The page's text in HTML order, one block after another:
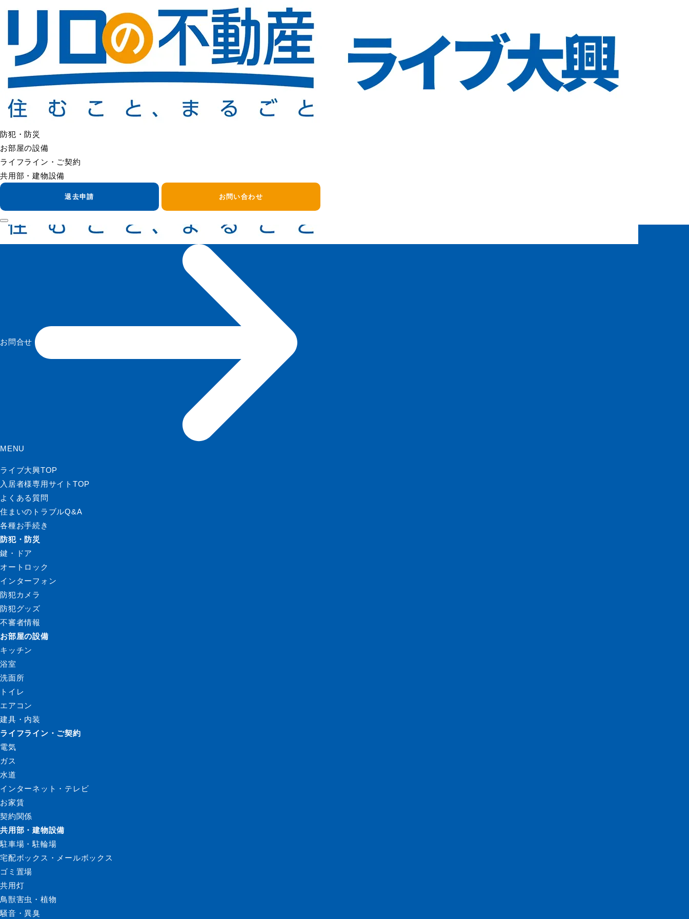
防犯・防災
お部屋の設備
ライフライン・ご契約
共用部・建物設備
退去申請 お問い合わせ
自転車を傷つけられた
自転車の破損・傷つきがあった場合は、まず状況をご確認のうえ、必要に応じて警察へご相談ください。
管理会社へは、駐輪場所・発生日時（わかる範囲）・状況をお知らせください。
防犯カメラの有無や確認可否については、建物設備・管理方針により異なります。
＜＜ FAQの一覧へ戻る
お問合せ
MENU
ライブ大興TOP
入居者様専用サイトTOP
よくある質問
住まいのトラブルQ&A
各種お手続き
防犯・防災
鍵・ドア
オートロック
インターフォン
防犯カメラ
防犯グッズ
不審者情報
お部屋の設備
キッチン
浴室
洗面所
トイレ
エアコン
建具・内装
ライフライン・ご契約
電気
ガス
水道
インターネット・テレビ
お家賃
契約関係
共用部・建物設備
駐車場・駐輪場
宅配ボックス・メールボックス
ゴミ置場
共用灯
鳥獣害虫・植物
騒音・異臭